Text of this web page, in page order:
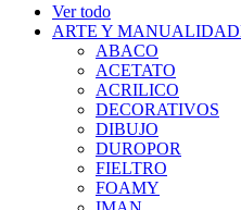
Ver todo
ARTE Y
ABACO
ACETATO
ACRILICO
DECORATIVOS
DIBUJO
DUROPOR
FIELTRO
FOAMY